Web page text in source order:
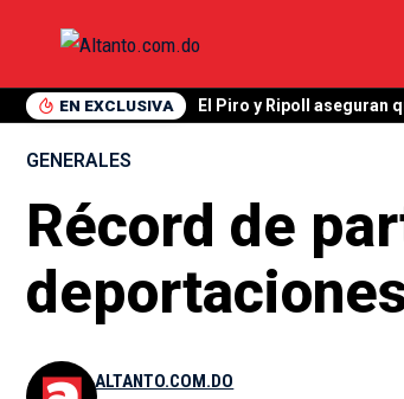
EN EXCLUSIVA El Piro y Ripoll aseguran
GENERALES
Récord de
ALTANTO.COM.DO